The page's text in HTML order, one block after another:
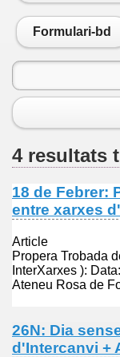
Formulari-bd
4 resultats
18 de Febrer:
entre xarxes
Article
Propera Trobada
InterXarxes ):
Ateneu Rosa de
26N: Dia
d'Intercanvi +